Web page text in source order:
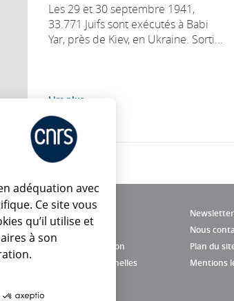
Les 29 et 30 septembre 1941,
33.771 Juifs sont exécutés à Babi
Yar, près de Kiev, en Ukraine. Sorti...
Lire plus
Nous
Charte d'utilisation
Plan du
Données personnelles
Mentions
adéquation avec
Ce site vous
qu’il utilise et
à son